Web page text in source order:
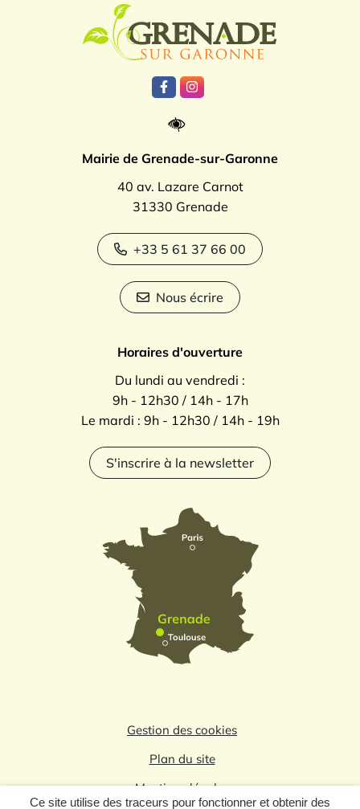
Ce site utilise des traceurs pour fonctionner et obtenir des
Lien vers le compte Facebook
Lien vers le compte
Mairie de Grenade-sur-Garonne
40 av. Lazare Carnot
31330 Grenade
+33 5 61 37 66 00
Nous écrire
Horaires d'ouverture
Du lundi au vendredi :
9h - 12h30 / 14h - 17h
Le mardi : 9h - 12h30 / 14h - 19h
S'inscrire à la newsletter
Gestion des cookies
Plan du site
Mentions légales